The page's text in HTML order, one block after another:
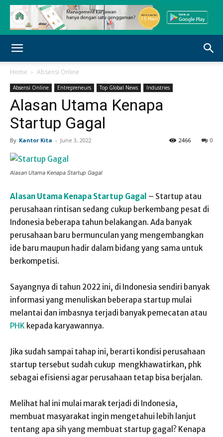
Home Absensi Online
Absensi Online Entrepreneurs Top Global News Industries
Alasan Utama Kenapa
Startup Gagal
By Kantor Kita - June 3, 2022 0
2466
Alasan Utama Kenapa Startup Gagal
Alasan Utama Kenapa Startup Gagal – Startup atau
perusahaan rintisan sedang cukup berkembang pesat di
Indonesia beberapa tahun belakangan. Ada banyak
perusahaan baru bermunculan yang mengembangkan
ide baru maupun hadir dalam bidang yang sama untuk
berkompetisi.
Sayangnya di tahun 2022 ini, di Indonesia sendiri banyak
informasi yang menuliskan beberapa startup mulai
melantai dan imbasnya terjadi banyak pemecatan atau
PHK kepada karyawannya.
Jika sudah sampai tahap ini, berarti kondisi perusahaan
startup tersebut sudah cukup mengkhawatirkan, phk
sebagai efisiensi agar perusahaan tetap bisa berjalan.
Melihat hal ini mulai marak terjadi di Indonesia,
membuat masyarakat ingin mengetahui lebih lanjut
tentang apa sih yang membuat startup gagal? Kenapa